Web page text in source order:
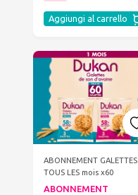
Aggiungi al carrello
ABONNEMENT GALETTES
TOUS LES mois x60
ABONNEMENT